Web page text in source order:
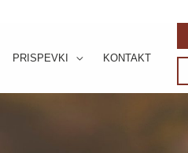
PRISPEVKI KONTAKT